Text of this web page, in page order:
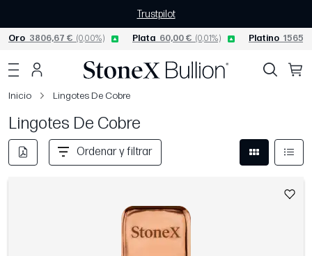
Trustpilot
Oro 3806,67 € (0,00%) Plata 60,00 € (0,01%) Platino
Inicio Lingotes De Cobre
Lingotes De Cobre
Ordenar y filtrar